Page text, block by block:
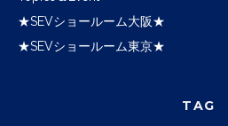
★SEVショールーム大阪★
★SEVショールーム東京★
TAG